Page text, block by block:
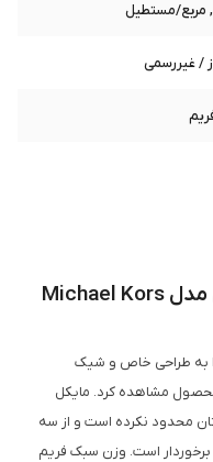
مربع/مستطیل
/ غیررسمی
عینک طبی خلبانی مایکل کورس مدل Michael Kors
به طراحی خاص و شیک
مشاهده کرد. مایکل
محدود نکرده است و از سه
است. وزن سبک فریم